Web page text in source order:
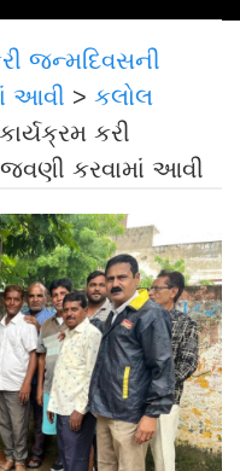
જન્મદિવસની
આવી > કલોલ
કરી
કરવામાં આવી